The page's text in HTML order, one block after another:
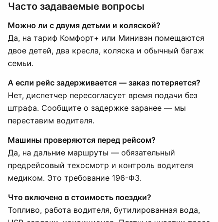
Часто задаваемые вопросы
Можно ли с двумя детьми и коляской?
Да, на тариф Комфорт+ или Минивэн помещаются
двое детей, два кресла, коляска и обычный багаж
семьи.
А если рейс задерживается — заказ потеряется?
Нет, диспетчер пересогласует время подачи без
штрафа. Сообщите о задержке заранее — мы
переставим водителя.
Машины проверяются перед рейсом?
Да, на дальние маршруты — обязательный
предрейсовый техосмотр и контроль водителя
медиком. Это требование 196-ФЗ.
Что включено в стоимость поездки?
Топливо, работа водителя, бутилированная вода,